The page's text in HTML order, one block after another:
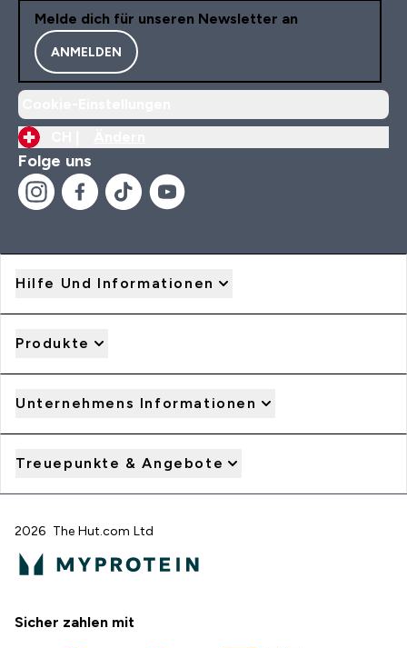
Melde dich für unseren Newsletter an
ANMELDEN
Folge uns
Hilfe Und Informationen
Produkte
Unternehmens Informationen
Treuepunkte & Angebote
2026 The Hut.com Ltd
Sicher zahlen mit